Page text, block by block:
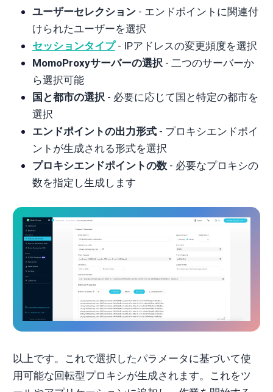
ユーザーセレクション‐ エンドポイントに関連付
けられたユーザーを選択
セッションタイプ‐ IPアドレスの変更頻度を選択
MomoProxyサーバーの選択‐ 二つのサーバーか
ら選択可能
国と都市の選択‐ 必要に応じて国と特定の都市を
選択
エンドポイントの出力形式‐ プロキシエンドポイ
ントが生成される形式を選択
プロキシエンドポイントの数‐ 必要なプロキシの
数を指定し生成します
以上です。これで選択したパラメータに基づいて使
用可能な回転型プロキシが生成されます。これをツ